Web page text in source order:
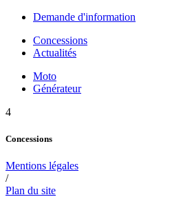
Demande d'information
Concessions
Actualités
Moto
Générateur
4
Concessions
Mentions légales
/
Plan du site